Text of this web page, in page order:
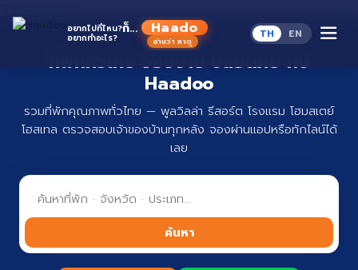
อยากไปที่ไหน?
อยากทำอะไร?
ก็... TH EN
ที่พักทั่วไทย จองง่าย ปลอดภัย กับ
Haadoo
รวมที่พักคุณภาพทั่วไทย — พูลวิลล่า รีสอร์ต โรงแรม โฮมสเตย์
โฮสเทล ตรวจสอบเจ้าของบ้านทุกหลัง จองผ่านแอปหรือทักไลน์ได้
เลย
ค้นหา